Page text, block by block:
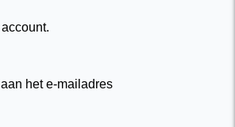
het e-mailadres